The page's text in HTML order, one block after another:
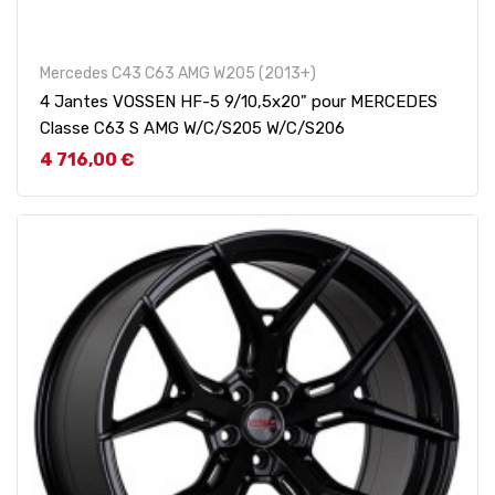
Mercedes C43 C63 AMG W205 (2013+)
4 Jantes VOSSEN HF-5 9/10,5x20" pour MERCEDES
Classe C63 S AMG W/C/S205 W/C/S206
Prix
4 716,00 €